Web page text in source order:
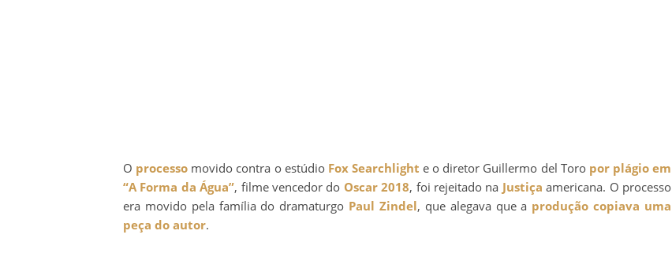
O processo movido contra o estúdio Fox Searchlight e o diretor Guillermo del Toro por plágio em
“A Forma da Água”, filme vencedor do Oscar 2018, foi rejeitado na Justiça americana. O processo
era movido pela família do dramaturgo Paul Zindel, que alegava que a produção copiava uma
peça do autor.